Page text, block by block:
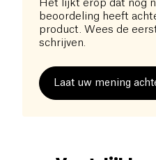
Het lijkt erop dat nog
beoordeling heeft
product. Wees de
schrijven.
Laat uw mening